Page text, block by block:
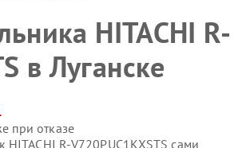
HITACHI R-
в Луганске
при отказе
R-V720PUC1KXSTS сами